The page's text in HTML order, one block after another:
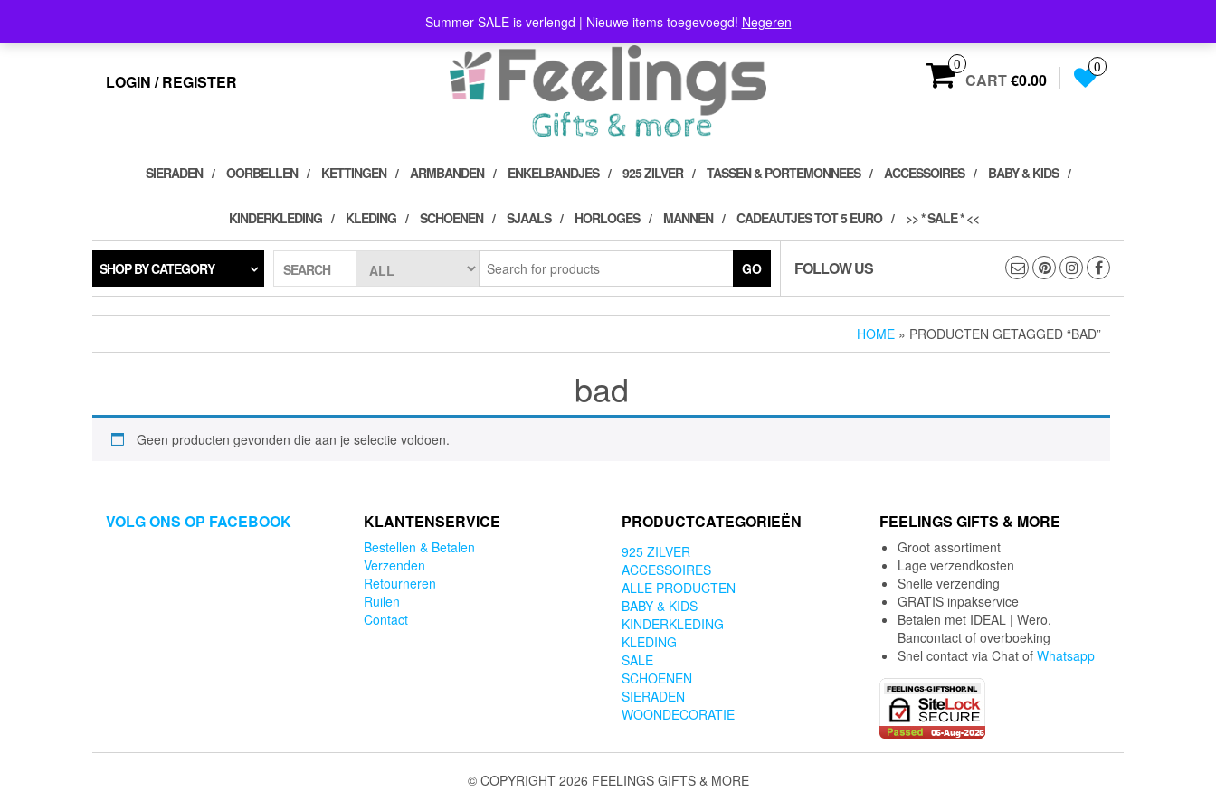
the
Summer SALE is verlengd | Nieuwe items toegevoegd! Negeren
LOGIN / REGISTER
0
CART€0.00
0
SIERADEN OORBELLEN KETTINGEN ARMBANDEN ENKELBANDJES 925 ZILVER TASSEN & PORTEMONNEES ACCESSOIRES BABY & KIDS
KINDERKLEDING KLEDING SCHOENEN SJAALS HORLOGES MANNEN CADEAUTJES TOT 5 EURO >> * SALE * <<
SHOP BY CATEGORY SEARCH GO FOLLOW US
HOME » PRODUCTEN GETAGGED “BAD”
bad
Geen producten gevonden die aan je selectie voldoen.
VOLG ONS OP FACEBOOK KLANTENSERVICE
Bestellen & Betalen
Verzenden
Retourneren
Ruilen
Contact
PRODUCTCATEGORIEËN
925 ZILVER
ACCESSOIRES
ALLE PRODUCTEN
BABY & KIDS
KINDERKLEDING
KLEDING
SALE
SCHOENEN
SIERADEN
WOONDECORATIE
FEELINGS GIFTS & MORE
Groot assortiment
Lage verzendkosten
Snelle verzending
GRATIS inpakservice
Betalen met IDEAL | Wero,
Bancontact of overboeking
Snel contact via Chat of Whatsapp
© COPYRIGHT 2026 FEELINGS GIFTS & MORE